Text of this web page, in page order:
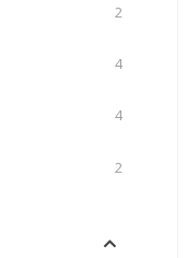
2
4producten
4producten
2